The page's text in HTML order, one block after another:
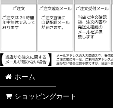
ホーム
ショッピングカート